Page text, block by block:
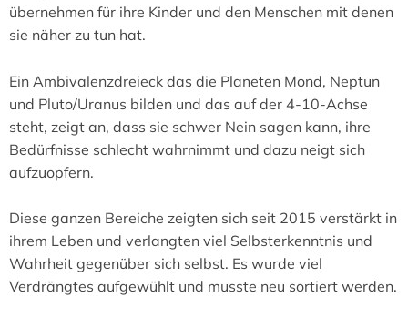
übernehmen für ihre Kinder und den Menschen mit denen
sie näher zu tun hat.
Ein Ambivalenzdreieck das die Planeten Mond, Neptun
und Pluto/Uranus bilden und das auf der 4-10-Achse
steht, zeigt an, dass sie schwer Nein sagen kann, ihre
Bedürfnisse schlecht wahrnimmt und dazu neigt sich
aufzuopfern.
Diese ganzen Bereiche zeigten sich seit 2015 verstärkt in
ihrem Leben und verlangten viel Selbsterkenntnis und
Wahrheit gegenüber sich selbst. Es wurde viel
Verdrängtes aufgewühlt und musste neu sortiert werden.